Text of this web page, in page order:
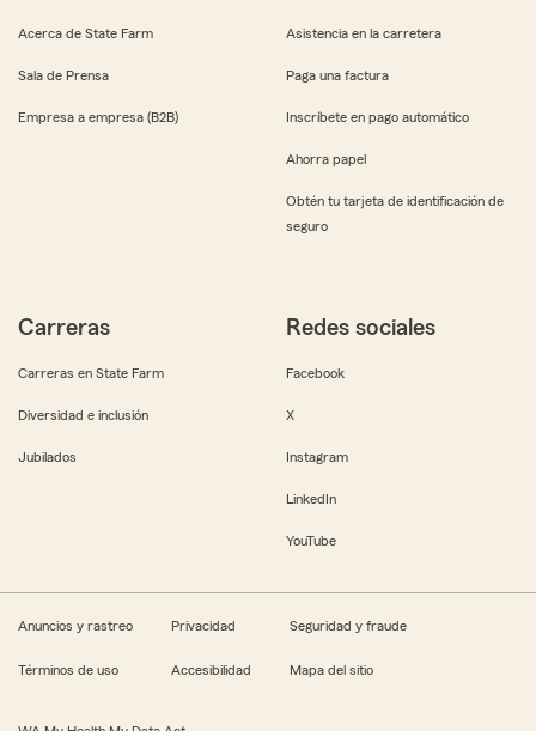
Acerca de State Farm
Sala de Prensa
Empresa a empresa (B2B)
Asistencia en la carretera
Paga una factura
Inscríbete en pago automático
Ahorra papel
Obtén tu tarjeta de identificación de
seguro
Carreras
Carreras en State Farm
Diversidad e inclusión
Jubilados
Redes sociales
Facebook
X
Instagram
LinkedIn
YouTube
Anuncios y rastreo Privacidad Seguridad y fraude
Términos de uso Accesibilidad Mapa del sitio